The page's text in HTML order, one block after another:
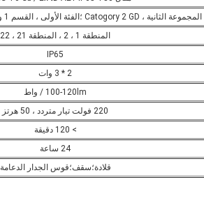
المجموعة الثانية ، Catogory 2 GD ؛الفئة الأولى ، القسم 1 و 2 ، المجموعة أ ، ب ، ج ، د
المنطقة 1 ، 2 ، المنطقة 21 ، 22
IP65
2 * 3 وات
100-120lm / واط
220 فولت تيار متردد ، 50 هرتز
> 120 دقيقة
24 ساعة
قلادة؛سقف؛قوس الجدار الدعامة